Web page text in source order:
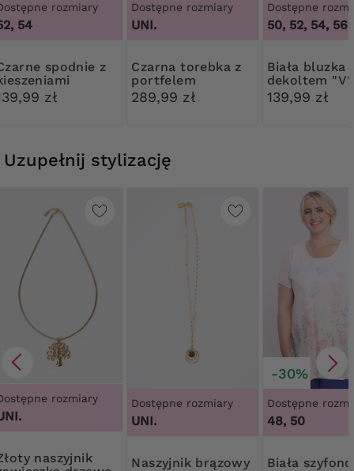
rozmiary
54
z
zł
Dostępne rozmiary
UNI.
Czarna torebka z
portfelem
289,99 zł
Dostępne
50, 52, 54, 56
Biała bluzka z
dekoltem "V"
139,99 zł
Uzupełnij stylizację
rozmiary Dostępne rozmiary
UNI.
Naszyjnik brązowy
-30%
Dostępne
48, 50
Biała szyfonowa